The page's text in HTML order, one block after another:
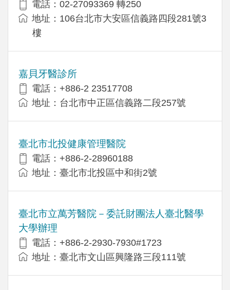
電話：02-27093369 轉250
地址：106台北市大安區信義路四段281號3
樓
嘉貝牙醫診所
電話：+886-2 23517708
地址：台北市中正區信義路二段257號
臺北市北投健康管理醫院
電話：+886-2-28960188
地址：臺北市北投區中和街2號
臺北市立萬芳醫院－委託財團法人臺北醫學
大學辦理
電話：+886-2-2930-7930#1723
地址：臺北市文山區興隆路三段111號